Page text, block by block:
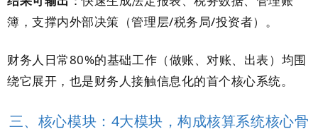
簿，支撑内外部决策（管理层/税务局/投资者）。
财务人日常80%的基础工作（做账、对账、出表）均围
绕它展开，也是财务人接触信息化的首个核心系统。
三、核心模块：4大模块，构成核算系统核心骨